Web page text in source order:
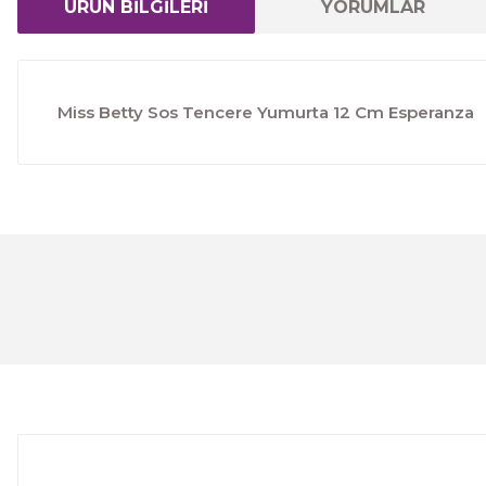
ÜRÜN BİLGİLERİ YORUMLAR
Miss Betty Sos Tencere Yumurta 12 Cm Esperanza